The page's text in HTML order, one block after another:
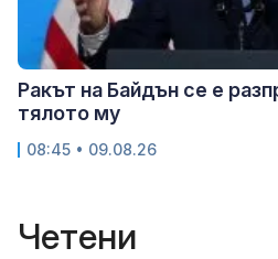
Ракът на Байдън се е
тялото му
08:45 • 09.08.26
Четени